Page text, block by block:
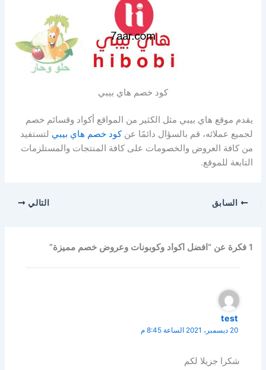
كود خصم هاي بيبي
يقدم موقع هاي بيبي مثل الكثير من المواقع أكواد وقسائم خصم
لجميع عملائه، قم بالسؤال دائمًا عنكود خصم هاي بيبي لتستفيد
من كافة العروض والخصومات على كافة المنتجات والمستلزمات
التابعة للموقع.
السابق التالي
1 فكرة عن “افضل اكواد وكوبونات وعروض خصم مميزة”
test
20 ديسمبر، 2021 الساعة 8:45 م
شكرا جزيلا لكم